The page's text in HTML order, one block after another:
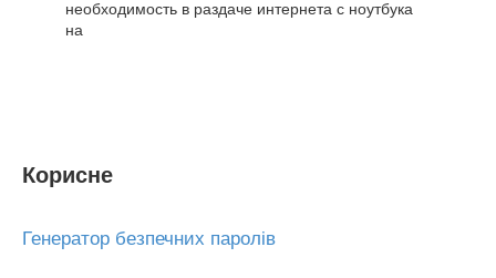
необходимость в раздаче интернета с ноутбука
на
Корисне
Генератор безпечних паролів